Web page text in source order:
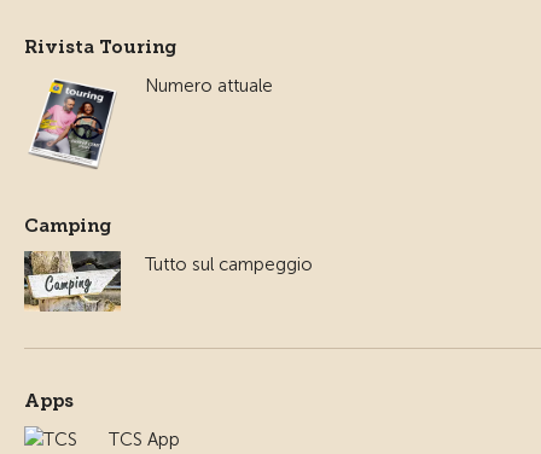
Rivista Touring
Numero attuale
Camping
Tutto sul campeggio
Apps
TCS App